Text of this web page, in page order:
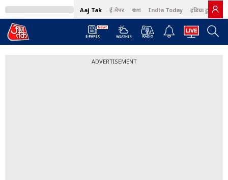
Aaj Tak ई-पेपर বাংলা India Today इंडिया टुडे हिंदी
ADVERTISEMENT